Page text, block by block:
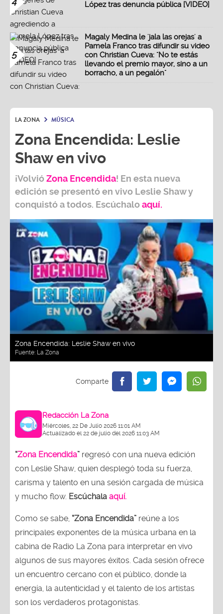
López tras denuncia pública [VIDEO]
5
Magaly Medina le 'jala las orejas' a
Pamela Franco tras difundir su video
con Christian Cueva: "No te estás
llevando el premio mayor, sino a un
borracho, a un pegalón"
LA ZONA MÚSICA
Zona Encendida: Leslie
Shaw en vivo
¡VolvióZona Encendida! En esta nueva
edición se presentó en vivo Leslie Shaw y
conquistó a todos. Escúchaloaquí.
Zona Encendida: Leslie Shaw en vivo
Fuente: La Zona
Redacción La Zona
Miércoles, 22 De Julio 2026 11:01 AM
Actualizado el 22 de julio del 2026 11:03 AM
“Zona Encendida” regresó con una nueva edición
con Leslie Shaw, quien desplegó toda su fuerza,
carisma y talento en una sesión cargada de música
y mucho flow. Escúchala aquí.
Como se sabe, “Zona Encendida” reúne a los
principales exponentes de la música urbana en la
cabina de Radio La Zona para interpretar en vivo
algunos de sus mayores éxitos. Cada sesión ofrece
un encuentro cercano con el público, donde la
energía, la autenticidad y el talento de los artistas
son los verdaderos protagonistas.